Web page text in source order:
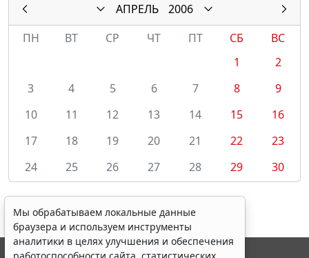
АПРЕЛЬ
2006
ПН
ВТ СР ЧТ ПТ СБ
ВС
1
2
3
4 5 6 7 8
9
10
11 12 13 14 15
16
17
18 19 20 21 22
23
24
25 26 27 28 29 30
Мы обрабатываем локальные данные
браузера и используем инструменты
аналитики в целях улучшения и обеспечения